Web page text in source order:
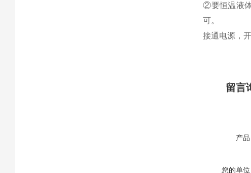
②要恒温液
可。
接通电源，
留言
产品
您的单位